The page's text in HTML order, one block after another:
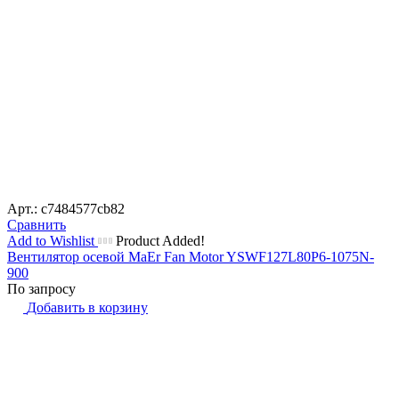
Арт.: c7484577cb82
Сравнить
Add to Wishlist
Product Added!
Вентилятор осевой MaEr Fan Motor YSWF127L80P6-1075N-
900
По запросу
Добавить в корзину